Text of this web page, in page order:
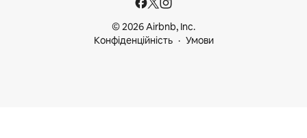
© 2026 Airbnb, Inc.
Конфіденційність
Умови